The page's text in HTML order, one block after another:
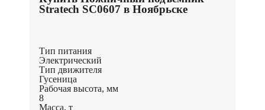
Stratech SC0607 в Ноябрьске
Тип питания
Электрический
Тип движителя
Гусеница
Рабочая высота, мм
8
Масса, т